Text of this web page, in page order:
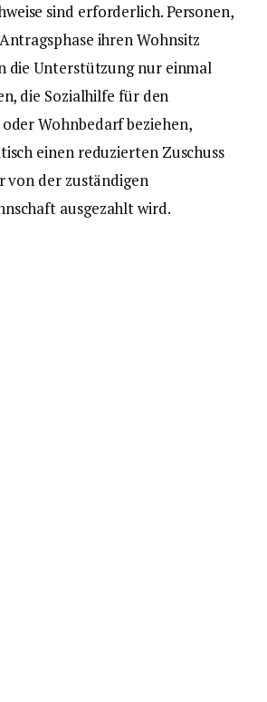
sind erforderlich. Personen,
ihren Wohnsitz
die Unterstützung nur einmal
die Sozialhilfe für den
Wohnbedarf beziehen,
einen reduzierten Zuschuss
von der zuständigen
ausgezahlt wird.